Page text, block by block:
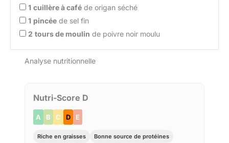
1 cuillère à café de origan séché
1 pincée de sel fin
2 tours de moulin de poivre noir moulu
Analyse nutritionnelle
Nutri-Score D
A B C D E
Riche en graisses
Bonne source de protéines